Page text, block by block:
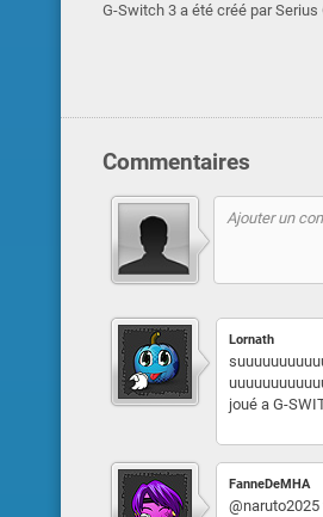
G-Switch 3 a été créé par
Commentaires
Lornath
joué a G-
FanneDeMHA